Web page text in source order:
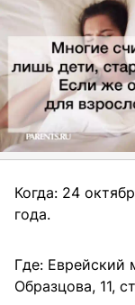
Когда: 24
года.
Где: Еврейский
Образцова, 11,